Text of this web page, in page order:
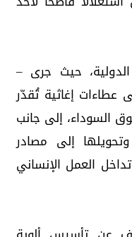
حيث جرى –
عطاءات إغاثية تُقدّر
السوداء، إلى جانب
إلى مصادر
العمل الإنساني